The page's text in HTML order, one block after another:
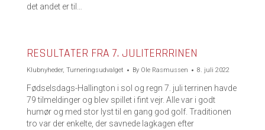
det andet er til…
RESULTATER FRA 7. JULITERRRINEN
Klubnyheder, Turneringsudvalget By Ole Rasmussen 8. juli 2022
Fødselsdags-Hallington i sol og regn 7. juli terrinen havde
79 tilmeldinger og blev spillet i fint vejr. Alle var i godt
humør og med stor lyst til en gang god golf. Traditionen
tro var der enkelte, der savnede lagkagen efter